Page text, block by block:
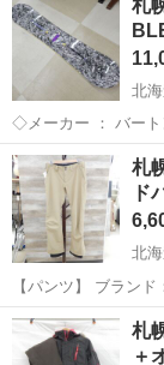
札
北
◇メーカー ： バ
北海道 札幌市
札
ド
北
【パンツ】 ブラ
北海道 札幌市
札
＋